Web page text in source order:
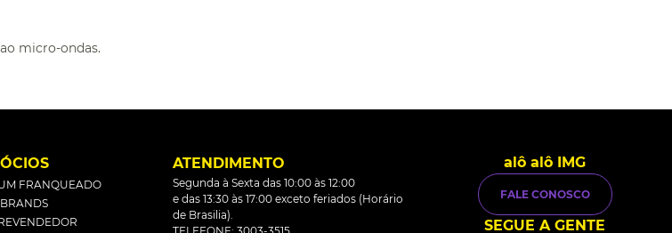
micro-ondas.
FRANQUEADO
ATENDIMENTO
Segunda à Sexta das 10:00 às 12:00
e das 13:30 às 17:00 exceto feriados (Horário
de Brasilia).
alô alô IMG
FALE CONOSCO
SEGUE A GENTE